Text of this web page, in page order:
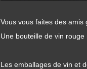
Vous vous faites des amis
Une bouteille de vin
Les emballages de vin et